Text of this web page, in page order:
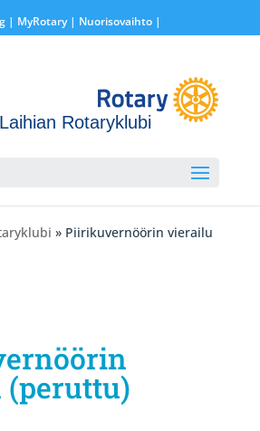
| MyRotary | Nuorisovaihto|
Laihian Rotaryklubi
» Piirikuvernöörin vierailu